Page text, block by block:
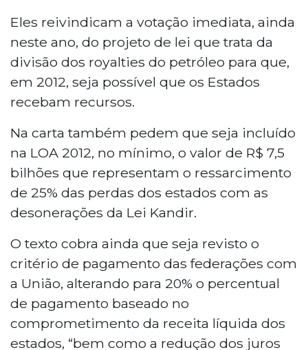
Eles reivindicam a votação imediata, ainda
neste ano, do projeto de lei que trata da
divisão dos royalties do petróleo para que,
em 2012, seja possível que os Estados
recebam recursos.
Na carta também pedem que seja incluído
na LOA 2012, no mínimo, o valor de R$ 7,5
bilhões que representam o ressarcimento
de 25% das perdas dos estados com as
desonerações da Lei Kandir.
O texto cobra ainda que seja revisto o
critério de pagamento das federações com
a União, alterando para 20% o percentual
de pagamento baseado no
comprometimento da receita líquida dos
estados, “bem como a redução dos juros